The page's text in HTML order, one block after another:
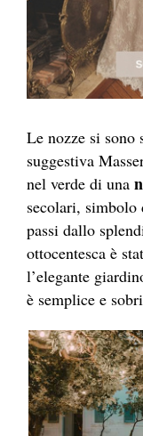
Le nozze si sono
suggestiva
nel verde di una
secolari,
passi dallo
ottocentesca è
l’elegante
è semplice e